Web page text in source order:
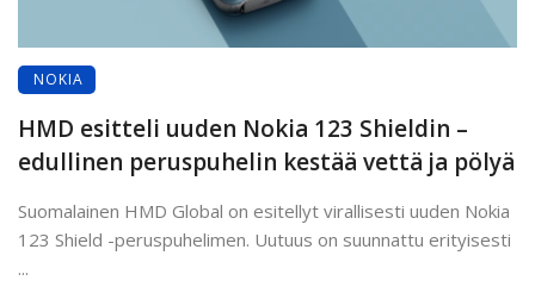
NOKIA
HMD esitteli uuden Nokia 123 Shieldin –
edullinen peruspuhelin kestää vettä ja pölyä
Suomalainen HMD Global on esitellyt virallisesti uuden Nokia
123 Shield -peruspuhelimen. Uutuus on suunnattu erityisesti
...